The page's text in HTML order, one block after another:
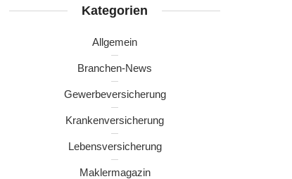
Kategorien
Allgemein
Branchen-News
Gewerbeversicherung
Krankenversicherung
Lebensversicherung
Maklermagazin